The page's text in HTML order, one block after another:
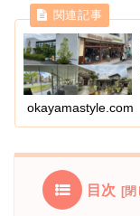
okayamastyle.com
目次